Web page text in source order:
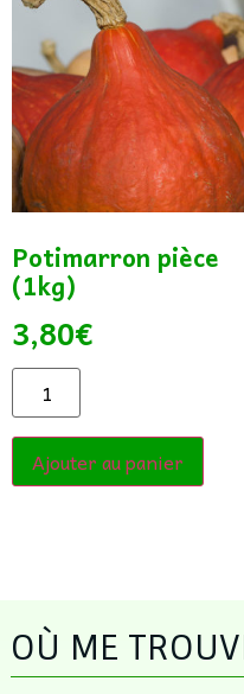
Potimarron pièce
(1kg)
3,80€
Ajouter au panier
OÙ ME